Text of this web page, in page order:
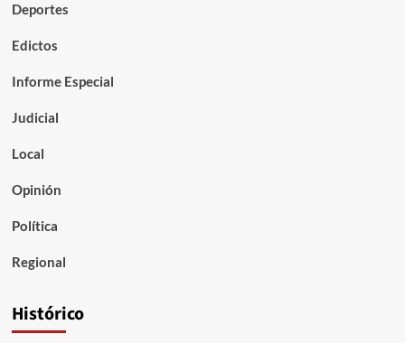
Deportes
Edictos
Informe Especial
Judicial
Local
Opinión
Política
Regional
Histórico